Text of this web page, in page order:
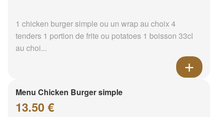
1 chicken burger simple ou un wrap au choix 4
tenders 1 portion de frite ou potatoes 1 boisson 33cl
au choi...
Menu Chicken Burger simple
13.50 €